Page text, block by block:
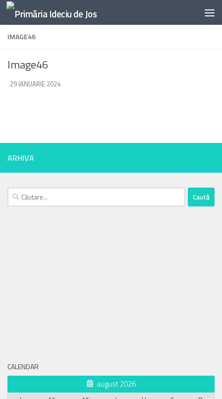
Skip to content
IMAGE46
Image46
DE ·
29 IANUARIE 2024
ARHIVA
Caută
după:
CALENDAR
august 2026